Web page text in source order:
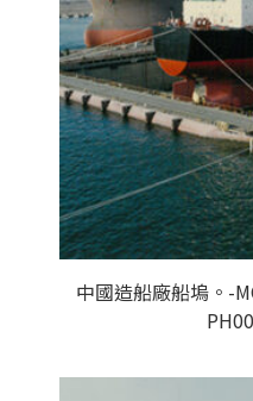
中國造船廠船塢。-